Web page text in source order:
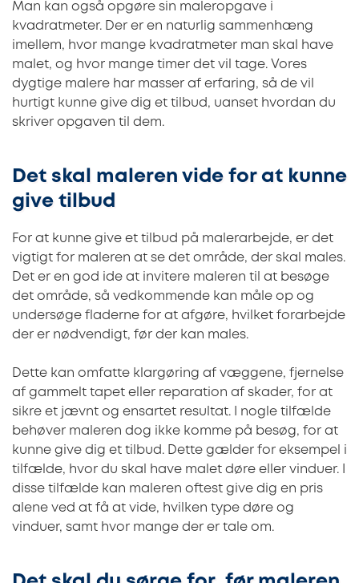
Man kan også opgøre sin maleropgave i
kvadratmeter. Der er en naturlig sammenhæng
imellem, hvor mange kvadratmeter man skal have
malet, og hvor mange timer det vil tage. Vores
dygtige malere har masser af erfaring, så de vil
hurtigt kunne give dig et tilbud, uanset hvordan du
skriver opgaven til dem.
Det skal maleren vide for at kunne
give tilbud
For at kunne give et tilbud på malerarbejde, er det
vigtigt for maleren at se det område, der skal males.
Det er en god ide at invitere maleren til at besøge
det område, så vedkommende kan måle op og
undersøge fladerne for at afgøre, hvilket forarbejde
der er nødvendigt, før der kan males.
Dette kan omfatte klargøring af væggene, fjernelse
af gammelt tapet eller reparation af skader, for at
sikre et jævnt og ensartet resultat. I nogle tilfælde
behøver maleren dog ikke komme på besøg, for at
kunne give dig et tilbud. Dette gælder for eksempel i
tilfælde, hvor du skal have malet døre eller vinduer. I
disse tilfælde kan maleren oftest give dig en pris
alene ved at få at vide, hvilken type døre og
vinduer, samt hvor mange der er tale om.